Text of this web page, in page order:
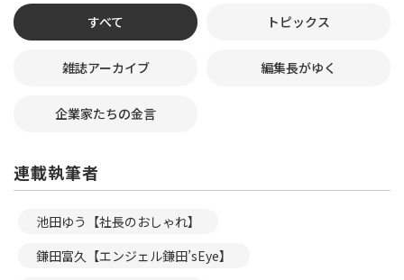
すべて トピックス
雑誌アーカイブ 編集長がゆく
企業家たちの金言
連載執筆者
池田ゆう【社長のおしゃれ】
鎌田富久【エンジェル鎌田’sEye】